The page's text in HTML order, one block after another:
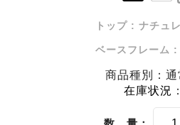
トップ : ナチュ
ベースフレーム :
商品種別：通
在庫状況